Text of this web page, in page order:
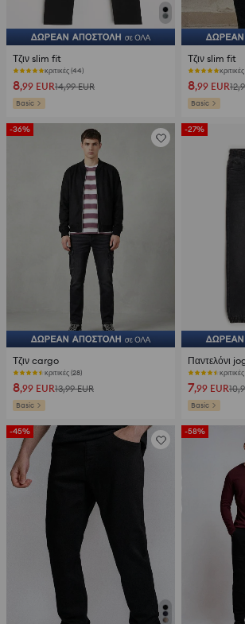
Τζιν slim fit
κριτικές (44)
8,99 EUR14,99 EUR
Basic
Τζιν slim fit
8,99 EUR
Basic
-36%
Τζιν cargo
κριτικές (28)
8,99 EUR13,99 EUR
Basic
-27%
Παντελόνι
7,99 EUR
Basic
-45% -58%